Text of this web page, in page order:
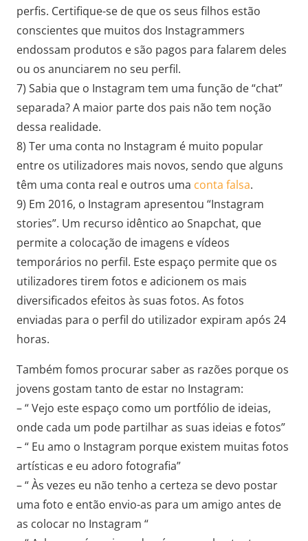
perfis. Certifique-se de que os seus filhos estão
conscientes que muitos dos Instagrammers
endossam produtos e são pagos para falarem deles
ou os anunciarem no seu perfil.
7) Sabia que o Instagram tem uma função de “chat”
separada? A maior parte dos pais não tem noção
dessa realidade.
8) Ter uma conta no Instagram é muito popular
entre os utilizadores mais novos, sendo que alguns
têm uma conta real e outros uma conta falsa.
9) Em 2016, o Instagram apresentou “Instagram
stories”. Um recurso idêntico ao Snapchat, que
permite a colocação de imagens e vídeos
temporários no perfil. Este espaço permite que os
utilizadores tirem fotos e adicionem os mais
diversificados efeitos às suas fotos. As fotos
enviadas para o perfil do utilizador expiram após 24
horas.
Também fomos procurar saber as razões porque os
jovens gostam tanto de estar no Instagram:
– “ Vejo este espaço como um portfólio de ideias,
onde cada um pode partilhar as suas ideias e fotos”
– “ Eu amo o Instagram porque existem muitas fotos
artísticas e eu adoro fotografia”
– “ Às vezes eu não tenho a certeza se devo postar
uma foto e então envio-as para um amigo antes de
as colocar no Instagram “